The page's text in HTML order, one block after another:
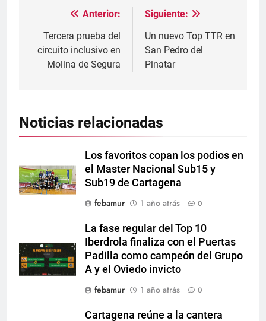
Navegación
de
entradas
Anterior:
Tercera prueba del
circuito inclusivo en
Molina de Segura
Siguiente:
Un nuevo Top TTR en
San Pedro del
Pinatar
Noticias relacionadas
Los favoritos copan los podios en
el Master Nacional Sub15 y
Sub19 de Cartagena
febamur
1 año atrás 0
La fase regular del Top 10
Iberdrola finaliza con el Puertas
Padilla como campeón del Grupo
A y el Oviedo invicto
febamur
1 año atrás 0
Cartagena reúne a la cantera